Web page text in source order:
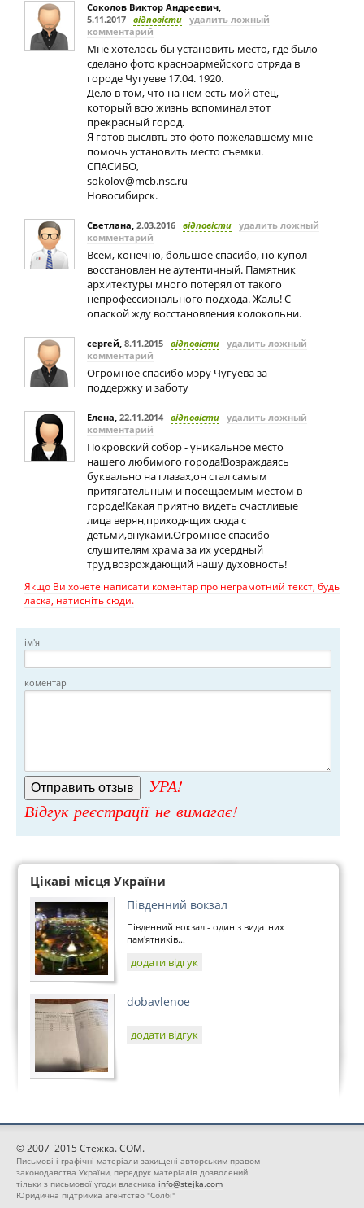
Соколов Виктор Андреевич,
5.11.2017 відповісти удалить ложный
комментарий
Мне хотелось бы установить место, где было
сделано фото красноармейского отряда в
городе Чугуеве 17.04. 1920.
Дело в том, что на нем есть мой отец,
который всю жизнь вспоминал этот
прекрасный город.
Я готов выслвть это фото пожелавшему мне
помочь установить место съемки.
СПАСИБО,
sokolov@mcb.nsc.ru
Новосибирск.
Светлана, 2.03.2016 відповісти удалить ложный
комментарий
Всем, конечно, большое спасибо, но купол
восстановлен не аутентичный. Памятник
архитектуры много потерял от такого
непрофессионального подхода. Жаль! С
опаской жду восстановления колокольни.
сергей, 8.11.2015 відповісти удалить ложный
комментарий
Огромное спасибо мэру Чугуева за
поддержку и заботу
Елена, 22.11.2014 відповісти удалить ложный
комментарий
Покровский собор - уникальное место
нашего любимого города!Возраждаясь
буквально на глазах,он стал самым
притягательным и посещаемым местом в
городе!Какая приятно видеть счастливые
лица верян,приходящих сюда с
детьми,внуками.Огромное спасибо
слушителям храма за их усердный
труд,возрождающий нашу духовность!
Якщо Ви хочете написати коментар про неграмотний текст, будь
ласка, натисніть сюди.
ім'я
коментар
УРА!
Відгук реєстрації не вимагає!
Цікаві місця України
Південний вокзал
Південний вокзал - один з видатних
пам'ятників...
додати відгук
dobavlenoe
додати відгук
© 2007–2015 Стежка. COM.
Письмові і графічні матеріали захищені авторським правом
законодавства України, передрук матеріалів дозволений
тільки з письмової угоди власника info@stejka.com
Юридична підтримка агентство "Солбі"